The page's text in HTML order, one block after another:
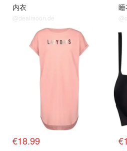
内衣
@dealmoon.de
€18.99